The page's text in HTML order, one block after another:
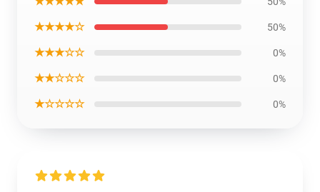
★★★★☆ 50%
★★★☆☆ 0%
★★☆☆☆ 0%
★☆☆☆☆ 0%